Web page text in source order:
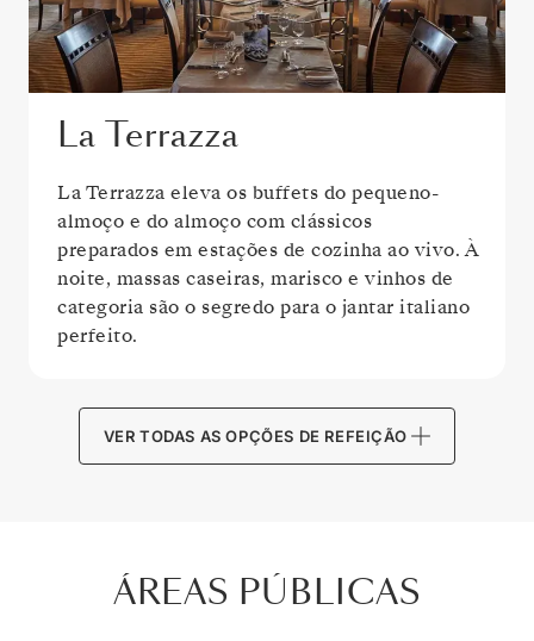
La Terrazza
La Terrazza eleva os buffets do pequeno-
almoço e do almoço com clássicos
preparados em estações de cozinha ao vivo. À
noite, massas caseiras, marisco e vinhos de
categoria são o segredo para o jantar italiano
perfeito.
VER TODAS AS OPÇÕES DE REFEIÇÃO
ÁREAS PÚBLICAS